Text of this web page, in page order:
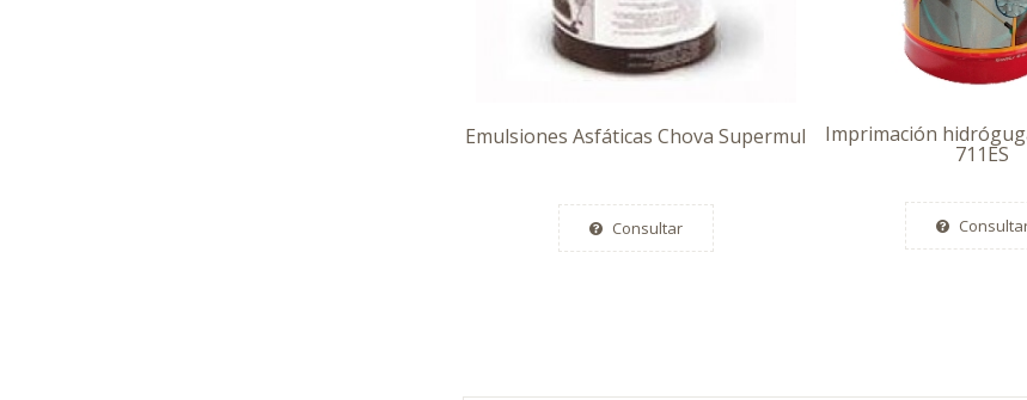
Emulsiones Asfáticas Chova Supermul
Consultar
Imprimación
711ES